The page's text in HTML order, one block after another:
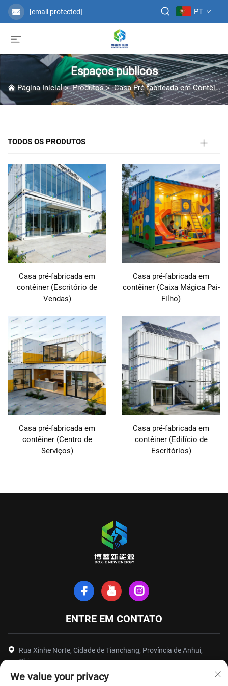
[email protected] PT
Espaços públicos
Página Inicial>Produtos>Casa Pré-fabricada em Contêiner
TODOS OS PRODUTOS
Casa pré-fabricada em
contêiner (Escritório de
Vendas)
Casa pré-fabricada em
contêiner (Caixa Mágica Pai-
Filho)
Casa pré-fabricada em
contêiner (Centro de
Serviços)
Casa pré-fabricada em
contêiner (Edifício de
Escritórios)
ENTRE EM CONTATO
Rua Xinhe Norte, Cidade de Tianchang, Província de Anhui,
China
+86-18949493005
We value your privacy